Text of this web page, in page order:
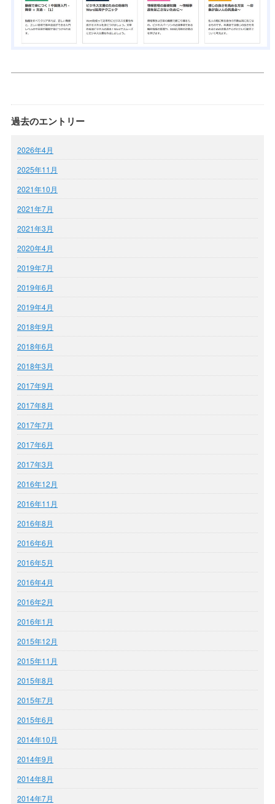
過去のエントリー
2026年4月
2025年11月
2021年10月
2021年7月
2021年3月
2020年4月
2019年7月
2019年6月
2019年4月
2018年9月
2018年6月
2018年3月
2017年9月
2017年8月
2017年7月
2017年6月
2017年3月
2016年12月
2016年11月
2016年8月
2016年6月
2016年5月
2016年4月
2016年2月
2016年1月
2015年12月
2015年11月
2015年8月
2015年7月
2015年6月
2014年10月
2014年9月
2014年8月
2014年7月